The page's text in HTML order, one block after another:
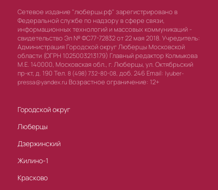
Сетевое издание "люберцы.рф" зарегистрировано в
Федеральной службе по надзору в сфере связи,
информационных технологий и массовых коммуникаций -
свидетельство Эл № ФС77-72832 от 22 мая 2018. Учредитель:
Администрация Городской округ Люберцы Московской
области (ОГРН 1025003213179) Главный редактор Колмыкова
М.Е. 140000, Московская обл., г. Люберцы, ул. Октябрьский
пр-кт, д. 190 Тел. 8 (498) 732-80-08, доб. 246 Email: lyuber-
pressa@yandex.ru Возрастное ограничение: 12+
Городской округ
Люберцы
Дзержинский
Жилино-1
Красково